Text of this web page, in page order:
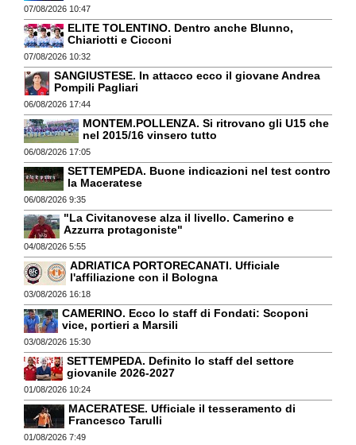
07/08/2026 10:47
ELITE TOLENTINO. Dentro anche Blunno,
Chiariotti e Cicconi
07/08/2026 10:32
SANGIUSTESE. In attacco ecco il giovane Andrea
Pompili Pagliari
06/08/2026 17:44
MONTEM.POLLENZA. Si ritrovano gli U15 che
nel 2015/16 vinsero tutto
06/08/2026 17:05
SETTEMPEDA. Buone indicazioni nel test contro
la Maceratese
06/08/2026 9:35
"La Civitanovese alza il livello. Camerino e
Azzurra protagoniste"
04/08/2026 5:55
ADRIATICA PORTORECANATI. Ufficiale
l'affiliazione con il Bologna
03/08/2026 16:18
CAMERINO. Ecco lo staff di Fondati: Scoponi
vice, portieri a Marsili
03/08/2026 15:30
SETTEMPEDA. Definito lo staff del settore
giovanile 2026-2027
01/08/2026 10:24
MACERATESE. Ufficiale il tesseramento di
Francesco Tarulli
01/08/2026 7:49